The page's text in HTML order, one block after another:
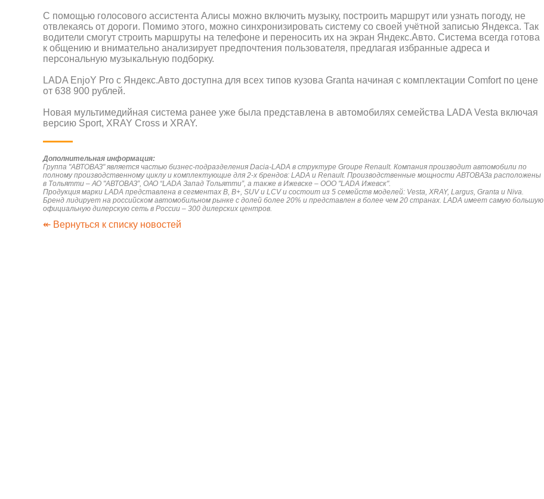
С помощью голосового ассистента Алисы можно включить музыку, построить маршрут или узнать погоду, не
отвлекаясь от дороги. Помимо этого, можно синхронизировать систему со своей учётной записью Яндекса. Так
водители смогут строить маршруты на телефоне и переносить их на экран Яндекс.Авто. Система всегда готова
к общению и внимательно анализирует предпочтения пользователя, предлагая избранные адреса и
персональную музыкальную подборку.
LADA EnjoY Pro c Яндекс.Авто доступна для всех типов кузова Granta начиная с комплектации Comfort по цене
от 638 900 рублей.
Новая мультимедийная система ранее уже была представлена в автомобилях семейства LADA Vesta включая
версию Sport, XRAY Cross и XRAY.
Дополнительная информация:
Группа "АВТОВАЗ" является частью бизнес-подразделения Dacia-LADA в структуре Groupe Renault. Компания производит автомобили по
полному производственному циклу и комплектующие для 2-х брендов: LADA и Renault. Производственные мощности АВТОВАЗа расположены
в Тольятти – АО "АВТОВАЗ”, ОАО “LADA Запад Тольятти”, а также в Ижевске – ООО "LADA Ижевск".
Продукция марки LADA представлена в сегментах В, B+, SUV и LCV и состоит из 5 семейств моделей: Vesta, XRAY, Largus, Granta и Niva.
Бренд лидирует на российском автомобильном рынке с долей более 20% и представлен в более чем 20 странах. LADA имеет самую большую
официальную дилерскую сеть в России – 300 дилерских центров.
↞ Вернуться к списку новостей